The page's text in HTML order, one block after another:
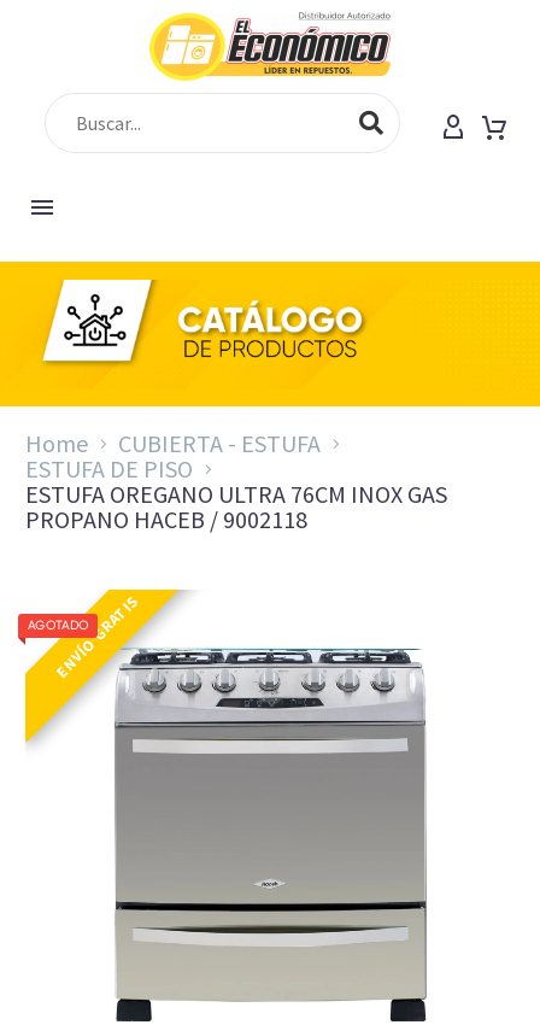
ESTUFA OREGANO 76 ULTRA GP INOX
Home
CUBIERTA - ESTUFA
ESTUFA DE PISO
ESTUFA OREGANO ULTRA 76CM INOX GAS
PROPANO HACEB / 9002118
ENVÍO GRATIS
AGOTADO